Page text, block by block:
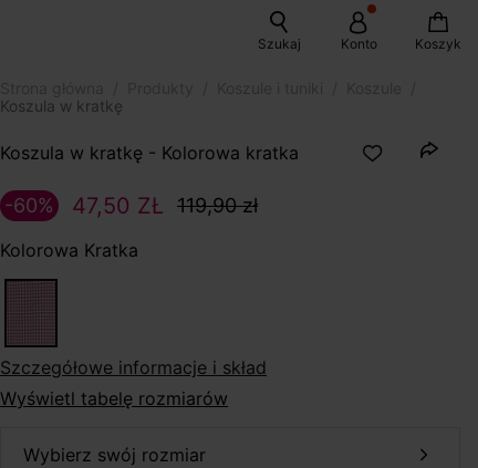
Szukaj Konto Koszyk
Koszula w kratkę
Koszula w kratkę - Kolorowa kratka
47,50 ZŁ 119,90 zł
-60%
Kolorowa Kratka
szczegółowe informacje i skład
Wyświetl tabelę rozmiarów
wybierz swój rozmiar